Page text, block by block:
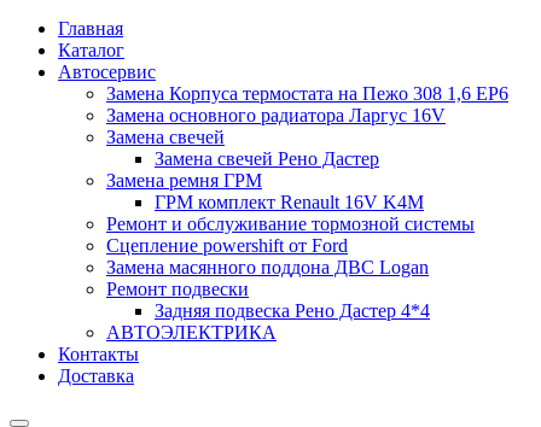
Главная
Каталог
Автосервис
Замена Корпуса термостата на Пежо 308 1,6 EP6
Замена основного радиатора Ларгус 16V
Замена свечей
Замена свечей Рено Дастер
Замена ремня ГРМ
ГРМ комплект Renault 16V K4M
Ремонт и обслуживание тормозной системы
Сцепление powershift от Ford
Замена масянного поддона ДВС Logan
Ремонт подвески
Задняя подвеска Рено Дастер 4*4
АВТОЭЛЕКТРИКА
Контакты
Доставка